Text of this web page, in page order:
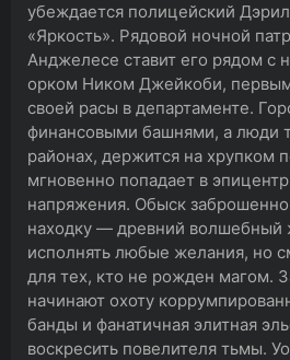
убеждается полицейский
«Яркость». Рядовой ночной
Анджелесе ставит его рядом
орком Ником Джейкоби,
своей расы в департаменте.
финансовыми башнями, а люди
районах, держится на хрупком
мгновенно попадает в
напряжения. Обыск
находку — древний волшебный
исполнять любые желания, но
для тех, кто не рожден магом.
начинают охоту
банды и фанатичная элитная
воскресить повелителя тьмы.